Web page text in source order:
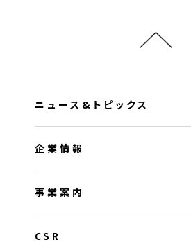
ニュース&トピックス
企業情報
事業案内
CSR